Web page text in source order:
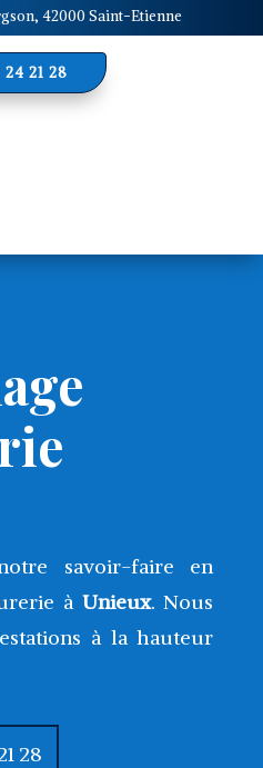
42000 Saint-Etienne
24 21 28
savoir-faire en
à Unieux. Nous
à la hauteur
28